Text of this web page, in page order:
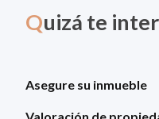
Quizá te
Asegure su inmueble